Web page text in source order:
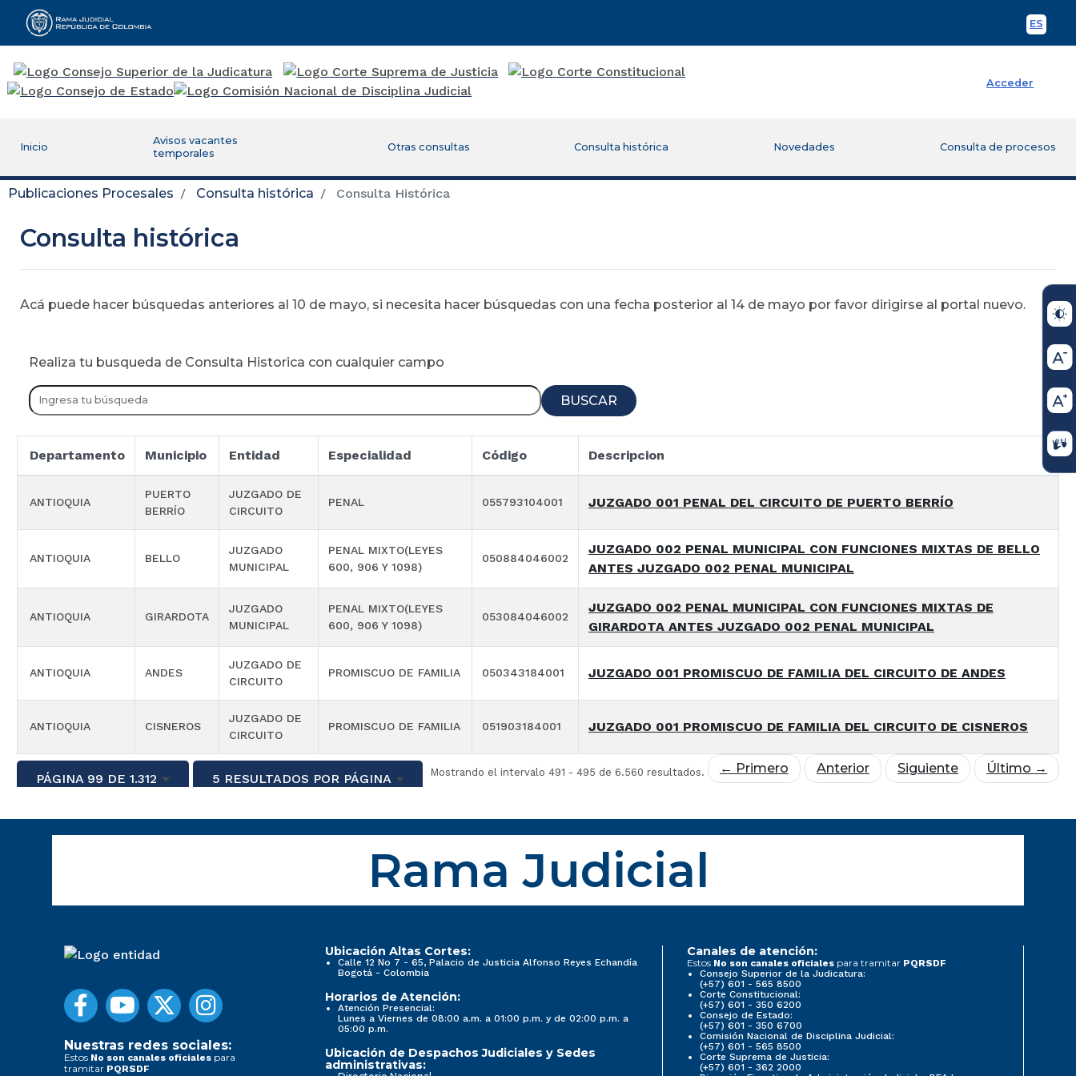
ES
Rama Judicial
Acceder
Inicio
Avisos vacantes
temporales
Otras consultas Consulta histórica Novedades Consulta de procesos
Publicaciones Procesales Consulta histórica Consulta Histórica
Consulta histórica
Acá puede hacer búsquedas anteriores al 10 de mayo, si necesita hacer búsquedas con una fecha posterior al 14 de mayo por favor dirigirse al portal nuevo.
Realiza tu busqueda de Consulta Historica con cualquier campo
BUSCAR
Departamento Municipio Entidad Especialidad Código Descripcion
ANTIOQUIA
PUERTO
BERRÍO
JUZGADO DE
CIRCUITO
PENAL 055793104001 JUZGADO 001 PENAL DEL CIRCUITO DE PUERTO BERRÍO
ANTIOQUIA BELLO
JUZGADO
MUNICIPAL
PENAL MIXTO(LEYES
600, 906 Y 1098)
050884046002
JUZGADO 002 PENAL MUNICIPAL CON FUNCIONES MIXTAS DE BELLO
ANTES JUZGADO 002 PENAL MUNICIPAL
ANTIOQUIA GIRARDOTA
JUZGADO
MUNICIPAL
PENAL MIXTO(LEYES
600, 906 Y 1098)
053084046002
JUZGADO 002 PENAL MUNICIPAL CON FUNCIONES MIXTAS DE
GIRARDOTA ANTES JUZGADO 002 PENAL MUNICIPAL
ANTIOQUIA ANDES
JUZGADO DE
CIRCUITO
PROMISCUO DE FAMILIA 050343184001 JUZGADO 001 PROMISCUO DE FAMILIA DEL CIRCUITO DE ANDES
ANTIOQUIA CISNEROS
JUZGADO DE
CIRCUITO
PROMISCUO DE FAMILIA 051903184001 JUZGADO 001 PROMISCUO DE FAMILIA DEL CIRCUITO DE CISNEROS
PÁGINA 99 DE 1.312 5 RESULTADOS POR PÁGINA Mostrando el intervalo 491 - 495 de 6.560 resultados. ← Primero Anterior Siguiente Último →
Rama Judicial
Nuestras redes sociales:
Estos No son canales oficiales para
tramitar PQRSDF
Ubicación Altas Cortes:
Calle 12 No 7 - 65, Palacio de Justicia Alfonso Reyes Echandía
Bogotá - Colombia
Horarios de Atención:
Atención Presencial:
Lunes a Viernes de 08:00 a.m. a 01:00 p.m. y de 02:00 p.m. a
05:00 p.m.
Ubicación de Despachos Judiciales y Sedes
administrativas:
Canales de atención:
Estos No son canales oficiales para tramitar PQRSDF
Consejo Superior de la Judicatura:
(+57) 601 - 565 8500
Corte Constitucional:
(+57) 601 - 350 6200
Consejo de Estado:
(+57) 601 - 350 6700
Comisión Nacional de Disciplina Judicial:
(+57) 601 - 565 8500
Corte Suprema de Justicia:
(+57) 601 - 362 2000